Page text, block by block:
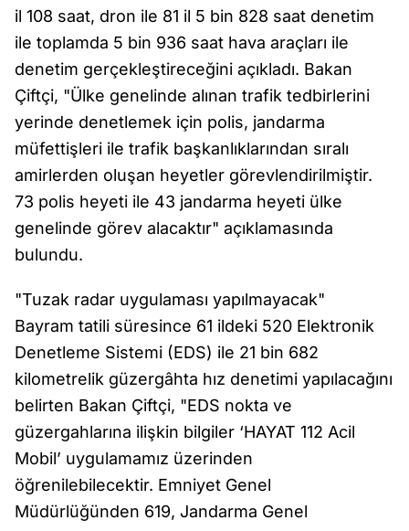
il 108 saat, dron ile 81 il 5 bin 828 saat denetim
ile toplamda 5 bin 936 saat hava araçları ile
denetim gerçekleştireceğini açıkladı. Bakan
Çiftçi, "Ülke genelinde alınan trafik tedbirlerini
yerinde denetlemek için polis, jandarma
müfettişleri ile trafik başkanlıklarından sıralı
amirlerden oluşan heyetler görevlendirilmiştir.
73 polis heyeti ile 43 jandarma heyeti ülke
genelinde görev alacaktır" açıklamasında
bulundu.
"Tuzak radar uygulaması yapılmayacak"
Bayram tatili süresince 61 ildeki 520 Elektronik
Denetleme Sistemi (EDS) ile 21 bin 682
kilometrelik güzergâhta hız denetimi yapılacağını
belirten Bakan Çiftçi, "EDS nokta ve
güzergahlarına ilişkin bilgiler ‘HAYAT 112 Acil
Mobil’ uygulamamız üzerinden
öğrenilebilecektir. Emniyet Genel
Müdürlüğünden 619, Jandarma Genel